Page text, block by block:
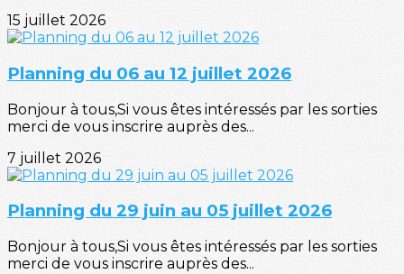
15 juillet 2026
Planning du 06 au 12 juillet 2026
Bonjour à tous,Si vous êtes intéressés par les sorties
merci de vous inscrire auprès des...
7 juillet 2026
Planning du 29 juin au 05 juillet 2026
Bonjour à tous,Si vous êtes intéressés par les sorties
merci de vous inscrire auprès des...